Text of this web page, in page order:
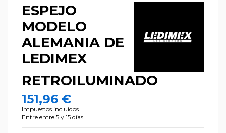
ESPEJO
MODELO
ALEMANIA DE
LEDIMEX
RETROILUMINADO
151,96 €
Impuestos incluidos
Entre entre 5 y 15 días